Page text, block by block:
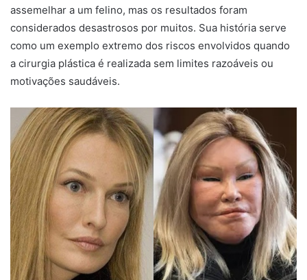
assemelhar a um felino, mas os resultados foram
considerados desastrosos por muitos. Sua história serve
como um exemplo extremo dos riscos envolvidos quando
a cirurgia plástica é realizada sem limites razoáveis ou
motivações saudáveis.